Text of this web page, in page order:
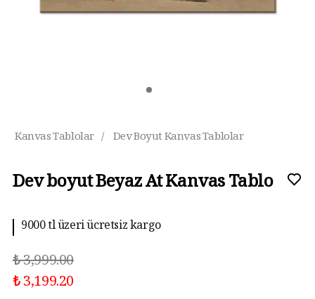
Kanvas Tablolar / Dev Boyut Kanvas Tablolar
Dev boyut Beyaz At Kanvas Tablo
9000 tl üzeri ücretsiz kargo
₺ 3,999.00
₺ 3,199.20